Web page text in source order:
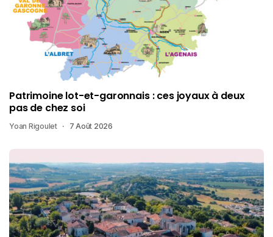
Patrimoine lot-et-garonnais : ces joyaux à deux
pas de chez soi
Yoan Rigoulet 7 Août 2026